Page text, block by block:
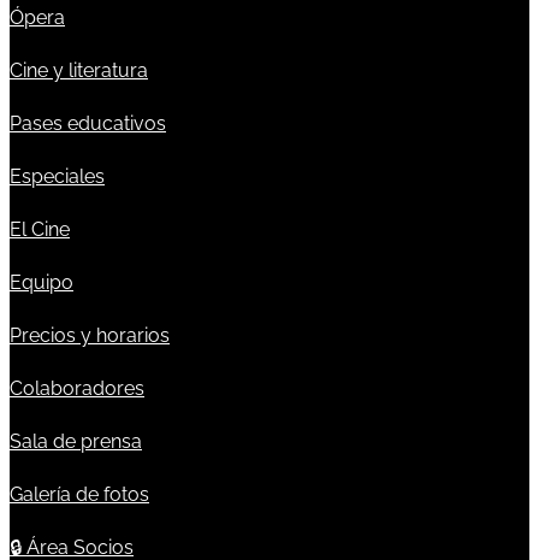
Ópera
Cine y literatura
Pases educativos
Especiales
El Cine
Equipo
Precios y horarios
Colaboradores
Sala de prensa
Galería de fotos
🔒 Área Socios